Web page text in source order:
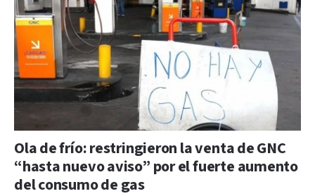
Ola de frío: restringieron la venta de GNC
“hasta nuevo aviso” por el fuerte aumento
del consumo de gas